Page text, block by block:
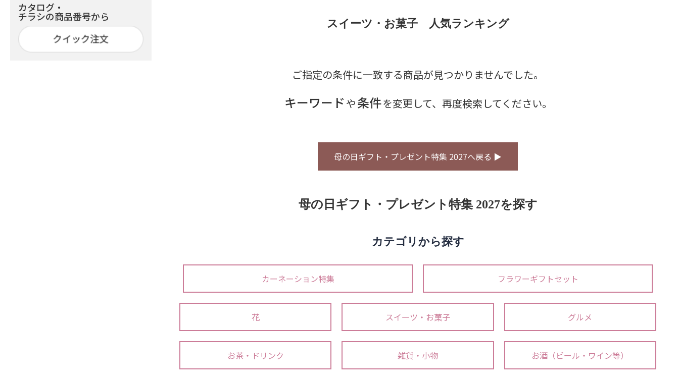
スイーツ・お菓子 人気ランキング
ご指定の条件に一致する商品が見つかりませんでした。
キーワードや条件を変更して、再度検索してください。
母の日ギフト・プレゼント特集 2027へ戻る ▶
母の日ギフト・プレゼント特集 2027を探す
カテゴリから探す
カーネーション特集 フラワーギフトセット
花 スイーツ・お菓子 グルメ
お茶・ドリンク 雑貨・小物 お酒（ビール・ワイン等）
カタログ・
チラシの商品番号から